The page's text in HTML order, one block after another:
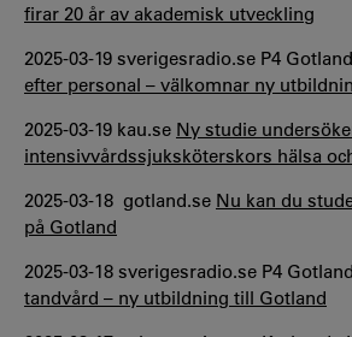
firar 20 år av akademisk utveckling
2025-03-19 sverigesradio.se P4 Gotland
efter personal – välkomnar ny
2025-03-19 kau.se Ny studie
intensivvårdssjuksköterskors hälsa
2025-03-18 gotland.se Nu kan du
på Gotland
2025-03-18 sverigesradio.se P4 Gotland
tandvård – ny utbildning till Gotland